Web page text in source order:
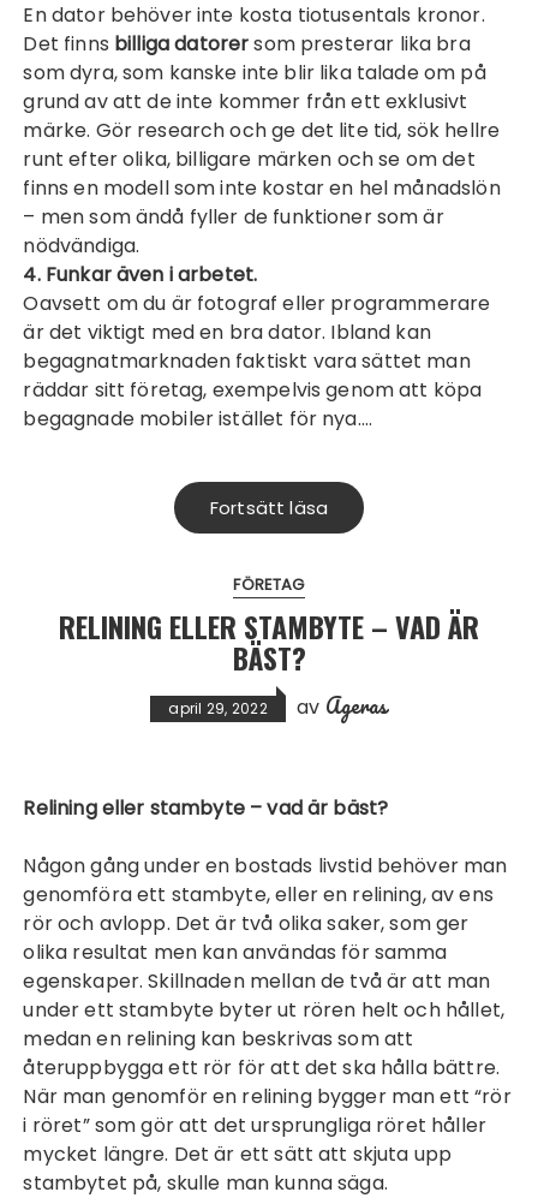
En dator behöver inte kosta tiotusentals kronor.
Det finns billiga datorersom presterar lika bra
som dyra, som kanske inte blir lika talade om på
grund av att de inte kommer från ett exklusivt
märke. Gör research och ge det lite tid, sök hellre
runt efter olika, billigare märken och se om det
finns en modell som inte kostar en hel månadslön
– men som ändå fyller de funktioner som är
nödvändiga.
4. Funkar även i arbetet.
Oavsett om du är fotograf eller programmerare
är det viktigt med en bra dator. Ibland kan
begagnatmarknaden faktiskt vara sättet man
räddar sitt företag, exempelvis genom att köpa
begagnade mobileristället för nya.…
Fortsätt läsa
FÖRETAG
RELINING ELLER STAMBYTE – VAD ÄR
BÄST?
april 29, 2022 av Ageras
Relining eller stambyte – vad är bäst?
Någon gång under en bostads livstid behöver man
genomföra ett stambyte, eller en relining, av ens
rör och avlopp. Det är två olika saker, som ger
olika resultat men kan användas för samma
egenskaper. Skillnaden mellan de två är att man
under ett stambyte byter ut rören helt och hållet,
medan en relining kan beskrivas som att
återuppbygga ett rör för att det ska hålla bättre.
När man genomför en relining bygger man ett “rör
i röret” som gör att det ursprungliga röret håller
mycket längre. Det är ett sätt att skjuta upp
stambytet på, skulle man kunna säga.